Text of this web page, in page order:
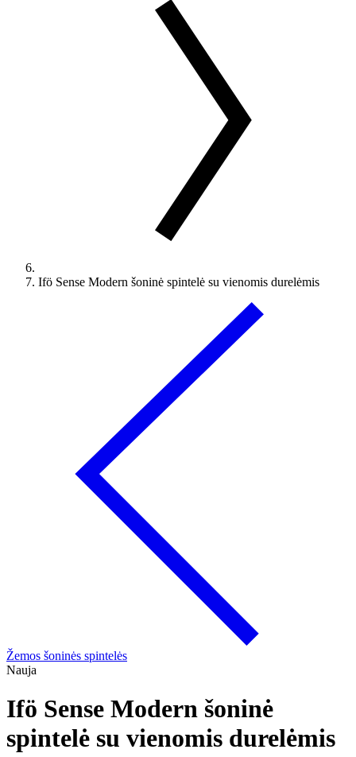
Ifö Sense Modern šoninė spintelė su vienomis durelėmis
Žemos šoninės spintelės
Nauja
Ifö Sense Modern šoninė
spintelė su vienomis durelėmis